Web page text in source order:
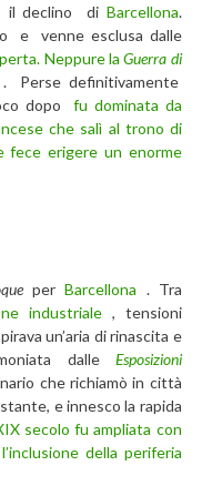
il declino di Barcellona.
e venne esclusa dalle
Neppure laGuerra di
. Perse definitivamente
dopofu dominata da
che salì al trono di
fece erigere un enorme
perBarcellona . Tra
industriale , tensioni
un’aria di rinascita e
dalle Esposizioni
che richiamò in città
e innesco la rapida
secolo fu ampliata con
della periferia